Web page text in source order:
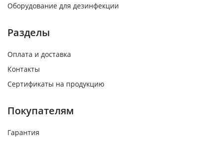
Оборудование для дезинфекции
Разделы
Оплата и доставка
Контакты
Сертификаты на продукцию
Покупателям
Гарантия